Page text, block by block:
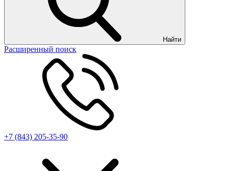
Найти
Расширенный поиск
+7 (843) 205-35-90